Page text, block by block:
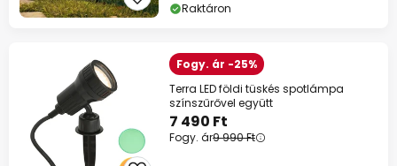
Raktáron
Fogy. ár -25%
Terra LED földi tüskés spotlámpa
színszűrővel együtt
7 490 Ft
Fogy. ár9 990 Ft